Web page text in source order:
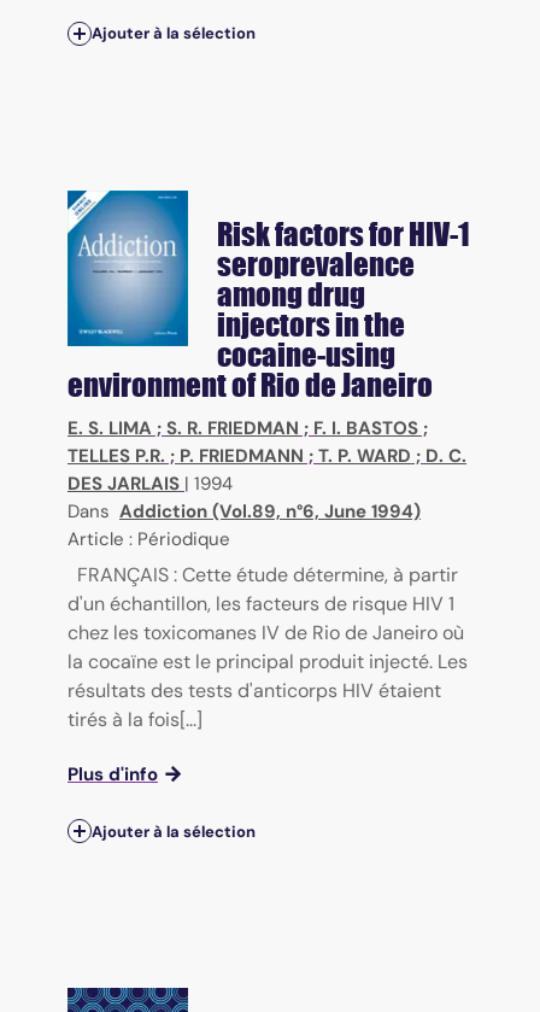
Ajouter à la sélection
Risk factors for HIV-1
seroprevalence
among drug
injectors in the
cocaine-using
environment of Rio de Janeiro
E. S. LIMA ; S. R. FRIEDMAN ; F. I. BASTOS ;
TELLES P.R. ; P. FRIEDMANN ; T. P. WARD ; D. C.
DES JARLAIS | 1994
Dans Addiction (Vol.89, n°6, June 1994)
Article : Périodique
FRANÇAIS : Cette étude détermine, à partir
d'un échantillon, les facteurs de risque HIV 1
chez les toxicomanes IV de Rio de Janeiro où
la cocaïne est le principal produit injecté. Les
résultats des tests d'anticorps HIV étaient
tirés à la fois[...]
Plus d'info
Ajouter à la sélection